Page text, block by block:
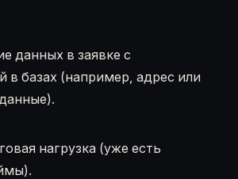
данных в заявке с
в базах (например, адрес или
нагрузка (уже есть